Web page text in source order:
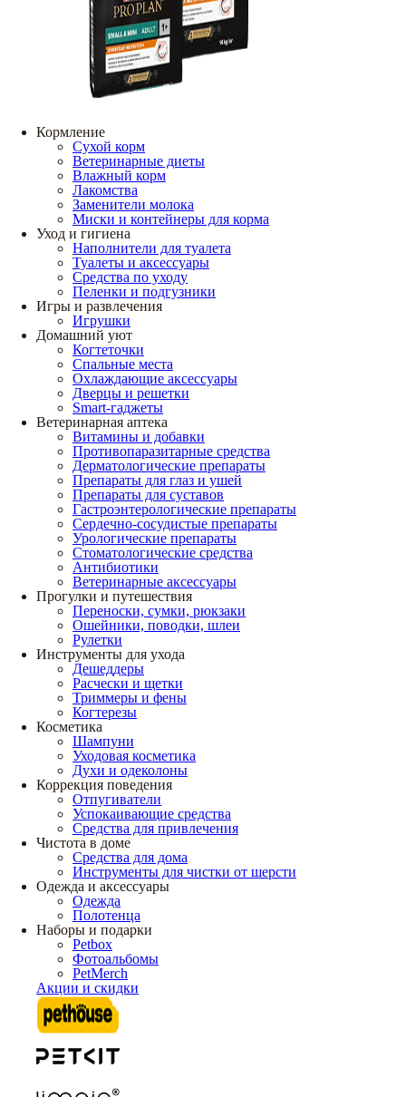
Кормление
Сухой корм
Ветеринарные диеты
Влажный корм
Лакомства
Заменители молока
Миски и контейнеры для корма
Уход и гигиена
Наполнители для туалета
Туалеты и аксессуары
Средства по уходу
Пеленки и подгузники
Игры и развлечения
Игрушки
Домашний уют
Когтеточки
Спальные места
Охлаждающие аксессуары
Дверцы и решетки
Smart-гаджеты
Ветеринарная аптека
Витамины и добавки
Противопаразитарные средства
Дерматологические препараты
Препараты для глаз и ушей
Препараты для суставов
Гастроэнтерологические препараты
Сердечно-сосудистые препараты
Урологические препараты
Стоматологические средства
Антибиотики
Ветеринарные аксессуары
Прогулки и путешествия
Переноски, сумки, рюкзаки
Ошейники, поводки, шлеи
Рулетки
Инструменты для ухода
Дешеддеры
Расчески и щетки
Триммеры и фены
Когтерезы
Косметика
Шампуни
Уходовая косметика
Духи и одеколоны
Коррекция поведения
Отпугиватели
Успокаивающие средства
Средства для привлечения
Чистота в доме
Средства для дома
Инструменты для чистки от шерсти
Одежда и аксессуары
Одежда
Полотенца
Наборы и подарки
Petbox
Фотоальбомы
PetMerch
Акции и скидки